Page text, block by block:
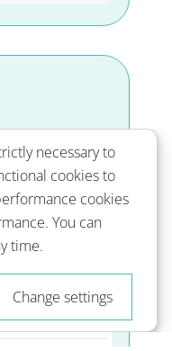
のヒント付
necessary to
cookies to
cookies
You can
time.
Change settings